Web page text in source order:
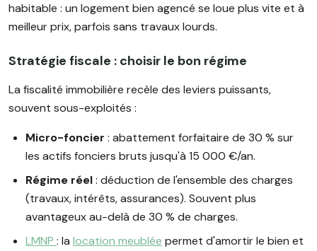
habitable : un logement bien agencé se loue plus vite et à
meilleur prix, parfois sans travaux lourds.
Stratégie fiscale : choisir le bon régime
La fiscalité immobilière recèle des leviers puissants,
souvent sous-exploités :
Micro-foncier : abattement forfaitaire de 30 % sur
les actifs fonciers bruts jusqu'à 15 000 €/an.
Régime réel: déduction de l'ensemble des charges
(travaux, intérêts, assurances). Souvent plus
avantageux au-delà de 30 % de charges.
LMNP : la location meublée permet d'amortir le bien et